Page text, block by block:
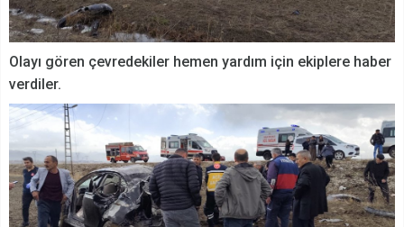
Olayı gören çevredekiler hemen yardım için ekiplere haber
verdiler.